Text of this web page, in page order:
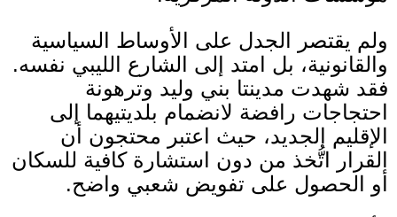
ولم يقتصر الجدل على الأوساط السياسية
والقانونية، بل امتد إلى الشارع الليبي نفسه.
فقد شهدت مدينتا بني وليد وترهونة
احتجاجات رافضة لانضمام بلديتيهما إلى
الإقليم الجديد، حيث اعتبر محتجون أن
القرار اتُّخذ من دون استشارة كافية للسكان
أو الحصول على تفويض شعبي واضح.